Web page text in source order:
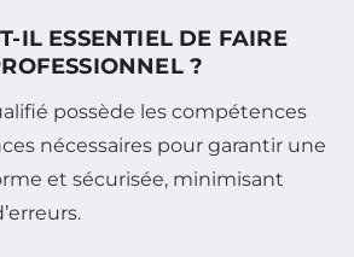
IL ESSENTIEL DE FAIRE
?
possède les compétences
nécessaires pour garantir une
et sécurisée, minimisant